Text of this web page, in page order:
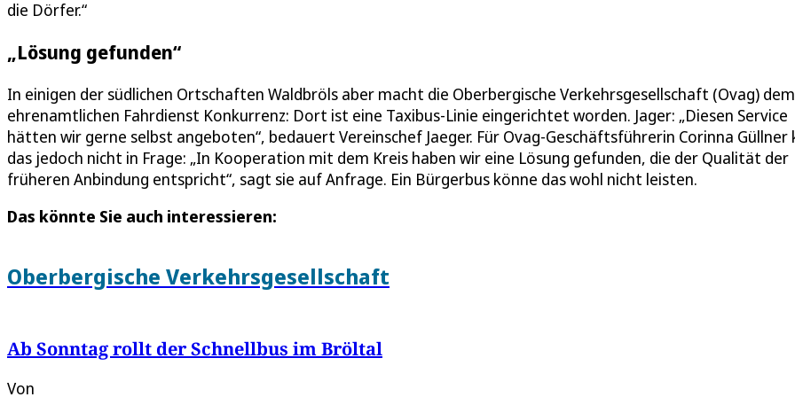
die Dörfer.“
„Lösung gefunden“
In einigen der südlichen Ortschaften Waldbröls aber macht die Oberbergische Verkehrsgesellschaft (Ovag) dem
ehrenamtlichen Fahrdienst Konkurrenz: Dort ist eine Taxibus-Linie eingerichtet worden. Jager: „Diesen Service
hätten wir gerne selbst angeboten“, bedauert Vereinschef Jaeger. Für Ovag-Geschäftsführerin Corinna Güllner
das jedoch nicht in Frage: „In Kooperation mit dem Kreis haben wir eine Lösung gefunden, die der Qualität der
früheren Anbindung entspricht“, sagt sie auf Anfrage. Ein Bürgerbus könne das wohl nicht leisten.
Das könnte Sie auch interessieren:
Oberbergische Verkehrsgesellschaft
Ab Sonntag rollt der Schnellbus im Bröltal
Von